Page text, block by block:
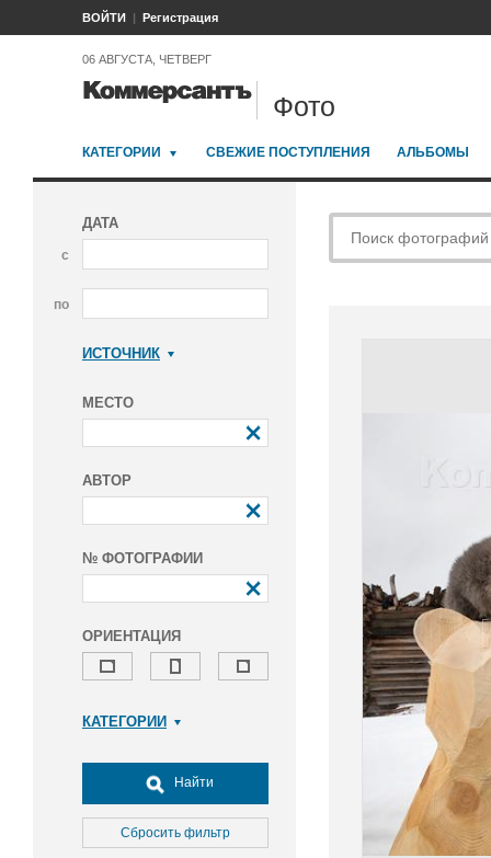
ВОЙТИ Регистрация
06 АВГУСТА, ЧЕТВЕРГ
Фото
КАТЕГОРИИ СВЕЖИЕ ПОСТУПЛЕНИЯ АЛЬБОМЫ
ДАТА
с
по
ИСТОЧНИК
МЕСТО
АВТОР
№ ФОТОГРАФИИ
ОРИЕНТАЦИЯ
КАТЕГОРИИ
Досуг, туризм и отдых
Культура
Медицина
Найти
Сбросить фильтр